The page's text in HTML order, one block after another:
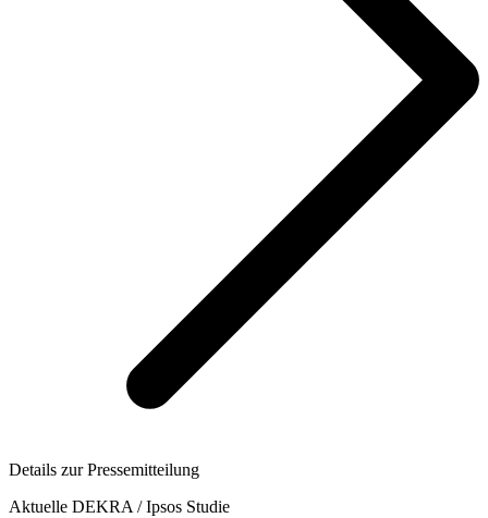
Details zur Pressemitteilung
Aktuelle DEKRA / Ipsos Studie